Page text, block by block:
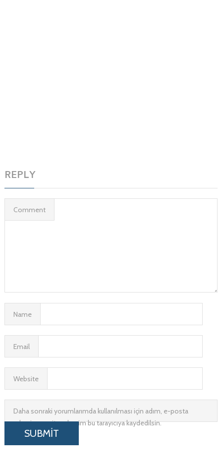
REPLY
Comment
Name
Email
Website
Daha sonraki yorumlarımda kullanılması için adım, e-posta
adresim ve site adresim bu tarayıcıya kaydedilsin.